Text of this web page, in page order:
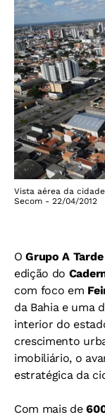
Vista aérea da
Secom - 22/04/2012
OGrupo A Tarde
edição do
com foco em
da Bahia e uma
interior do
crescimento
imobiliário, o
estratégica da
Com mais de